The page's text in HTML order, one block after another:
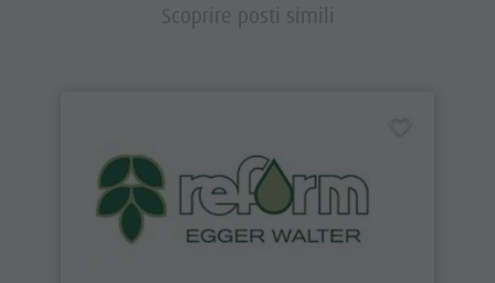
Scoprire posti simili